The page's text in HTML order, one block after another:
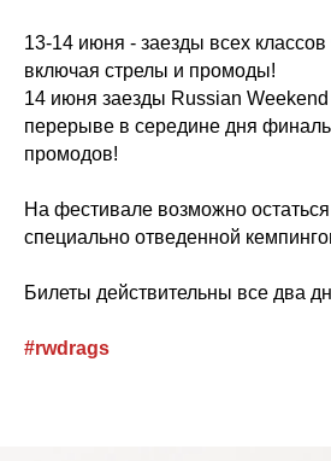
13-14 июня - заезды всех
включая стрелы и промоды!
14 июня заезды Russian Weekend
перерыве в середине дня
промодов!
На фестивале возможно
специально отведенной
Билеты действительны все два
#rwdrags